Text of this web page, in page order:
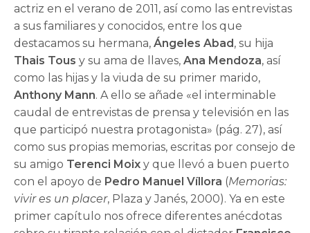
actriz en el verano de 2011, así como las entrevistas
a sus familiares y conocidos, entre los que
destacamos su hermana,Ángeles Abad, su hija
Thais Tous y su ama de llaves,Ana Mendoza, así
como las hijas y la viuda de su primer marido,
Anthony Mann. A ello se añade «el interminable
caudal de entrevistas de prensa y televisión en las
que participó nuestra protagonista» (pág. 27), así
como sus propias memorias, escritas por consejo de
su amigo Terenci Moix y que llevó a buen puerto
con el apoyo de Pedro Manuel Víllora (Memorias:
vivir es un placer, Plaza y Janés, 2000). Ya en este
primer capítulo nos ofrece diferentes anécdotas